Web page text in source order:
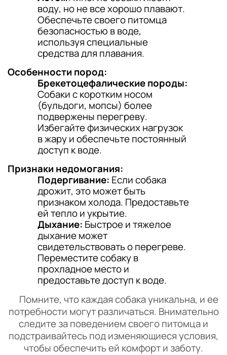
воду, но не все хорошо плавают.
Обеспечьте своего питомца
безопасностью в воде,
используя специальные
средства для плавания.
Особенности пород:
Брекетоцефалические породы:
Собаки с коротким носом
(бульдоги, мопсы) более
подвержены перегреву.
Избегайте физических нагрузок
в жару и обеспечьте постоянный
доступ к воде.
Признаки недомогания:
Подергивание: Если собака
дрожит, это может быть
признаком холода. Предоставьте
ей тепло и укрытие.
Дыхание: Быстрое и тяжелое
дыхание может
свидетельствовать о перегреве.
Переместите собаку в
прохладное место и
предоставьте доступ к воде.
Помните, что каждая собака уникальна, и ее
потребности могут различаться. Внимательно
следите за поведением своего питомца и
подстраивайтесь под изменяющиеся условия,
чтобы обеспечить ей комфорт и заботу.